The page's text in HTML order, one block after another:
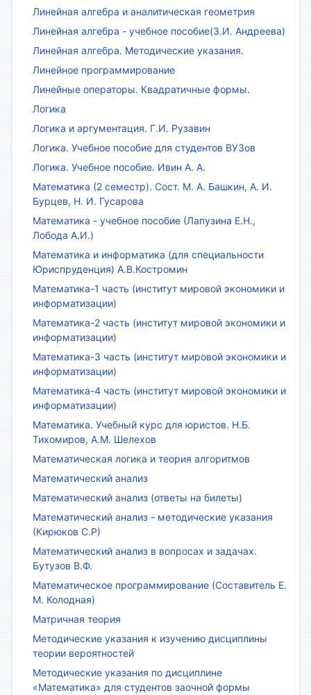
Линейная алгебра и аналитическая геометрия
Линейная алгебра - учебное пособие(З.И. Андреева)
Линейная алгебра. Методические указания.
Линейное программирование
Линейные операторы. Квадратичные формы.
Логика
Логика и аргументация. Г.И. Рузавин
Логика. Учебное пособие для студентов ВУЗов
Логика. Учебное пособие. Ивин А. А.
Математика (2 семестр). Сост. М. А. Башкин, А. И.
Бурцев, Н. И. Гусарова
Математика - учебное пособие (Лапузина Е.Н.,
Лобода А.И.)
Математика и информатика (для специальности
Юриспруденция) А.В.Костромин
Математика-1 часть (институт мировой экономики и
информатизации)
Математика-2 часть (институт мировой экономики и
информатизации)
Математика-3 часть (институт мировой экономики и
информатизации)
Математика-4 часть (институт мировой экономики и
информатизации)
Математика. Учебный курс для юристов. Н.Б.
Тихомиров, А.М. Шелехов
Математическая логика и теория алгоритмов
Математический анализ
Математический анализ (ответы на билеты)
Математический анализ - методические указания
(Кирюков С.Р)
Математический анализ в вопросах и задачах.
Бутузов В.Ф.
Математическое программирование (Составитель Е.
М. Колодная)
Матричная теория
Методические указания к изучению дисциплины
теории вероятностей
Методические указания по дисциплине
«Математика» для студентов заочной формы